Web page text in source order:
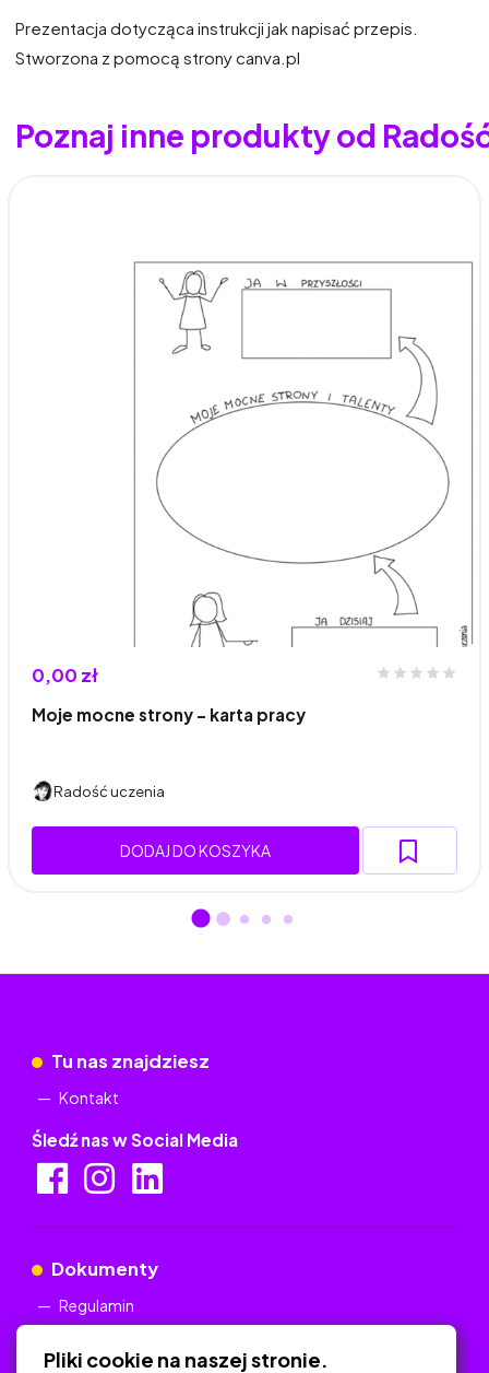
Prezentacja dotycząca instrukcji jak napisać przepis.
Stworzona z pomocą strony canva.pl
Poznaj inne produkty od
0,00 zł
Moje mocne strony - karta pracy
Radość uczenia
DODAJ DO KOSZYKA
Tu nas znajdziesz
Kontakt
Śledź nas w Social Media
Dokumenty
Regulamin
Pliki cookie na naszej stronie.